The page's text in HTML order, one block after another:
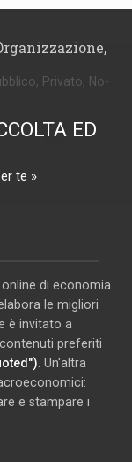
Privato, No-
ED
te »
di economia
le migliori
è invitato a
preferiti
. Un'altra
e stampare i